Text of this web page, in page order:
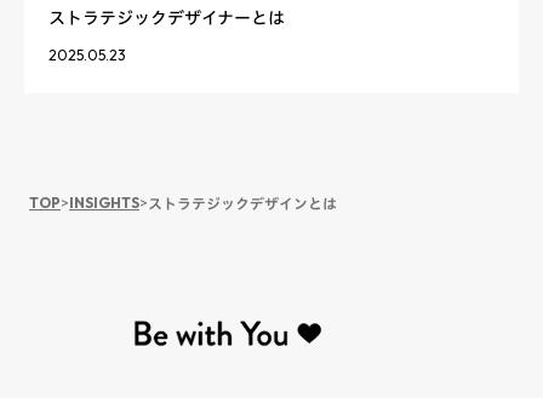
ストラテジックデザイナーとは
2025.05.23
TOP>INSIGHTS> ストラテジックデザインとは